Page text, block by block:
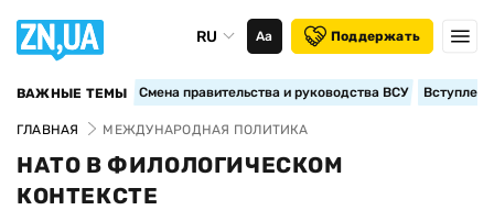
RU Аа Поддержать
ВАЖНЫЕ ТЕМЫ Смена правительства и руководства ВСУ
ГЛАВНАЯ МЕЖДУНАРОДНАЯ ПОЛИТИКА
НАТО В ФИЛОЛОГИЧЕСКОМ
КОНТЕКСТЕ